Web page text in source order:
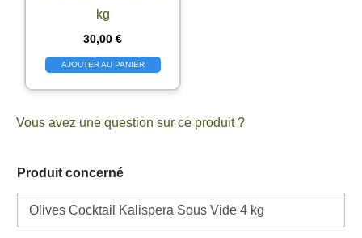
kg
30,00 €
AJOUTER AU PANIER
Vous avez une question sur ce produit ?
Produit concerné